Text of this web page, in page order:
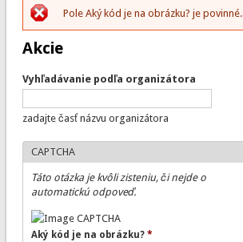
Chybová správa
Pole Aký kód je na obrázku? je povinné.
Akcie
Vyhľadávanie podľa organizátora
zadajte časť názvu organizátora
CAPTCHA
Táto otázka je kvôli zisteniu, či nejde o
automatickú odpoveď.
Aký kód je na obrázku? *